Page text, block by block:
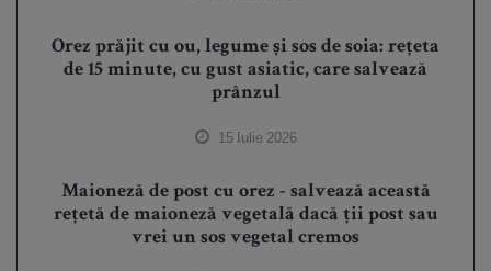
Orez prăjit cu ou, legume și sos de soia: rețeta
de 15 minute, cu gust asiatic, care salvează
prânzul
15 Iulie 2026
Maioneză de post cu orez - salvează această
rețetă de maioneză vegetală dacă ții post sau
vrei un sos vegetal cremos